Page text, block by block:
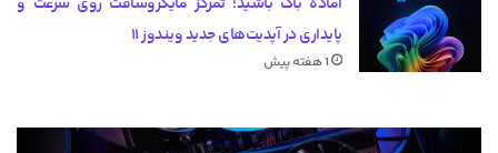
پایداری در آپدیت‌های جدید ویندوز ۱۱
1 هفته پیش